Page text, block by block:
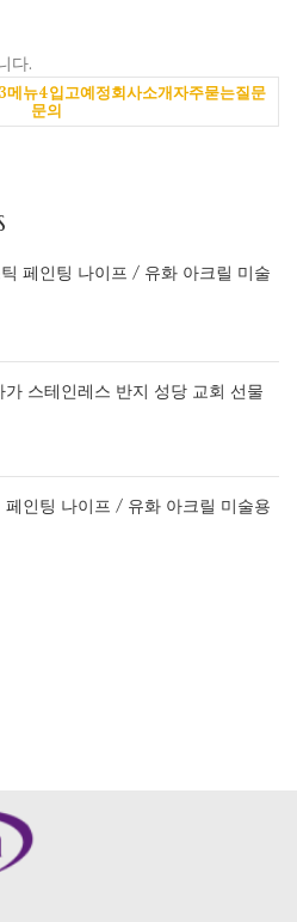
메뉴4입고예정회사소개자주묻는질문
문의
페인팅 나이프 / 유화 아크릴 미술
가 스테인레스 반지 성당 교회 선물
페인팅 나이프 / 유화 아크릴 미술용
다.